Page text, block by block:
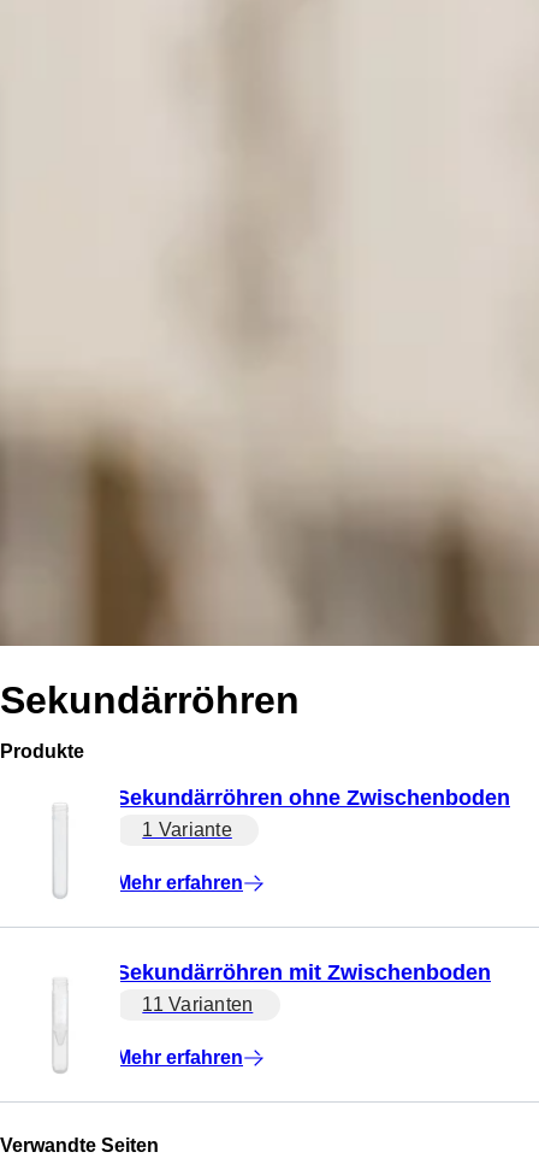
Sekundärröhren
Produkte
Sekundärröhren ohne Zwischenboden
1 Variante
Mehr erfahren
Sekundärröhren mit Zwischenboden
11 Varianten
Mehr erfahren
Verwandte Seiten